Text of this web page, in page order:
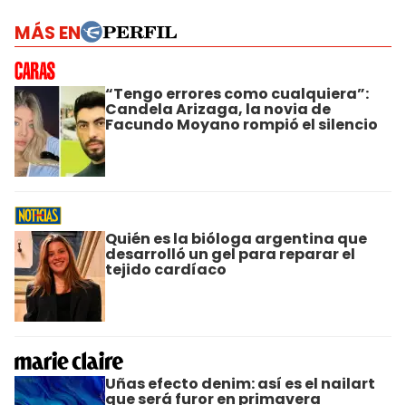
MÁS EN
“Tengo errores como cualquiera”:
Candela Arizaga, la novia de
Facundo Moyano rompió el silencio
Quién es la bióloga argentina que
desarrolló un gel para reparar el
tejido cardíaco
Uñas efecto denim: así es el nailart
que será furor en primavera